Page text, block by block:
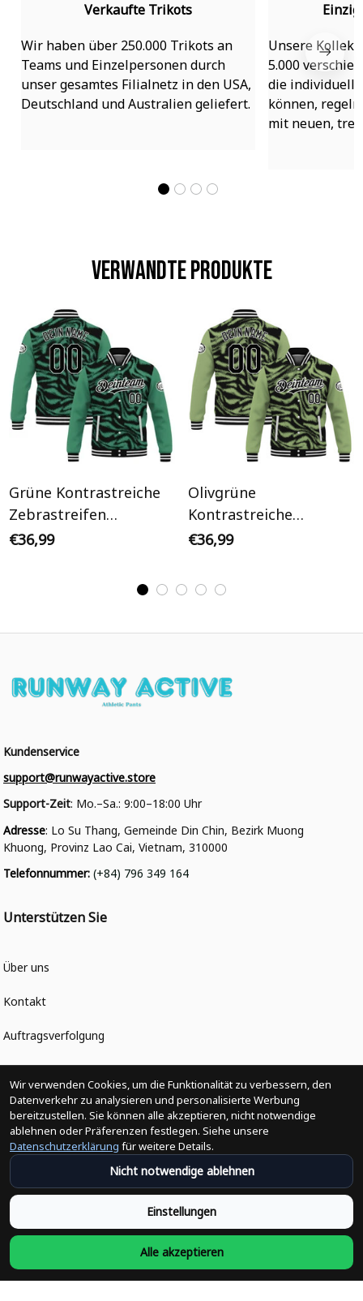
Verkaufte Trikots
Wir haben über 250.000 Trikots an
Teams und Einzelpersonen durch
unser gesamtes Filialnetz in den USA,
Deutschland und Australien geliefert.
Unsere
5.000
die individuell
können,
mit neuen,
Verwandte Produkte
Grüne Kontrastreiche
Zebrastreifen
Streetwear Cyberpunk
€36,99
Olivgrüne
Kontrastreiche
Zebrastreifen
Personalisiertes Varsity
College Jacke
€36,99
Kundenservice
support@runwayactive.store
Support-Zeit: Mo.–Sa.: 9:00–18:00 Uhr
Adresse: Lo Su Thang, Gemeinde Din Chin, Bezirk Muong
Khuong, Provinz Lao Cai, Vietnam, 310000
Telefonnummer: (+84) 796 349 164
Unterstützen Sie
Über uns
Kontakt
Auftragsverfolgung
Politiken
Änderungen der Bestellung
Versandpolitik
Rückerstattungsrichtlinie
Rückgabepolitik
Wir verwenden Cookies, um die Funktionalität zu verbessern, den
Datenverkehr zu analysieren und personalisierte Werbung
bereitzustellen. Sie können alle akzeptieren, nicht notwendige
ablehnen oder Präferenzen festlegen. Siehe unsere
Datenschutzerklärung für weitere Details.
Nicht notwendige ablehnen
Einstellungen
Alle akzeptieren